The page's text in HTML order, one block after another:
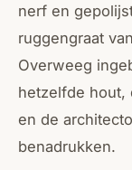
nerf en
ruggengraat
Overweeg
hetzelfde hout,
en de
benadrukken.